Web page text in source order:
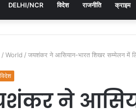
DELHI/NCR विदेश राजनीति क्राइम
/ World / जयशंकर ने आसियान-भारत शिखर सम्मेलन में
विदेश
ने